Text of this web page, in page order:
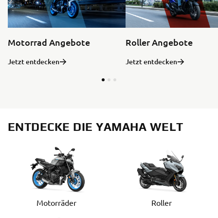
Motorrad Angebote
Jetzt entdecken
Roller Angebote
Jetzt entdecken
ENTDECKE DIE YAMAHA WELT
Motorräder Roller